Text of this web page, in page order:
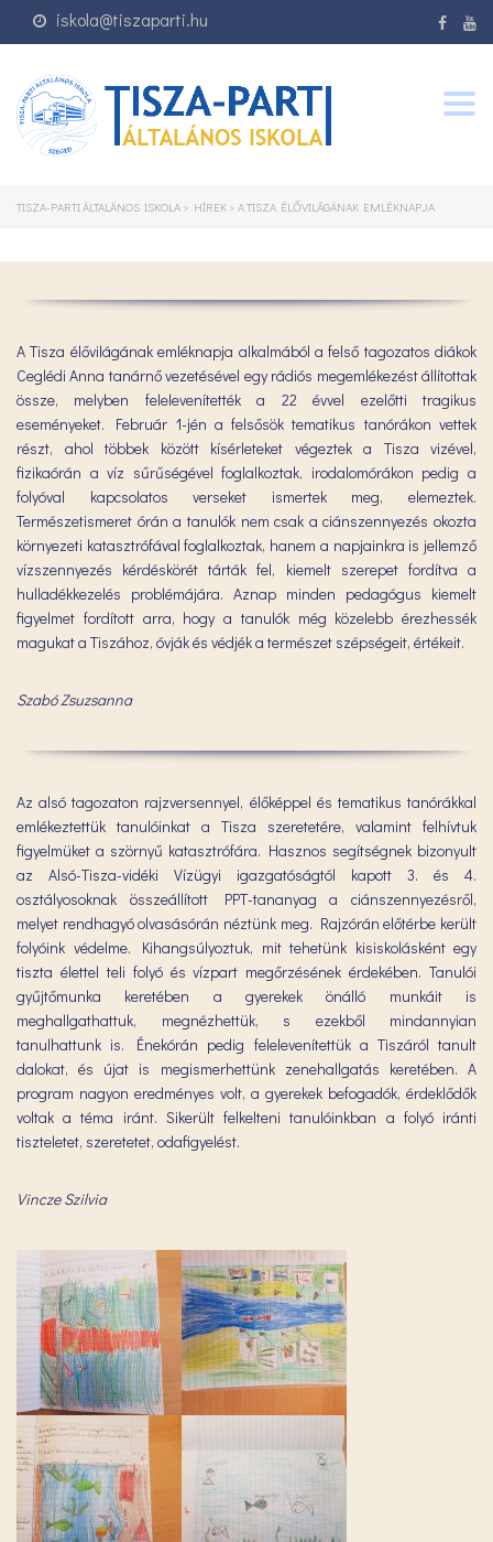
iskola@tiszaparti.hu
TISZA-PARTI ÁLTALÁNOS ISKOLA > HÍREK > A TISZA ÉLŐVILÁGÁNAK EMLÉKNAPJA
A Tisza élővilágának emléknapja alkalmából a felső tagozatos diákok
Ceglédi Anna tanárnő vezetésével egy rádiós megemlékezést állítottak
össze, melyben felelevenítették a 22 évvel ezelőtti tragikus
eseményeket. Február 1-jén a felsősök tematikus tanórákon vettek
részt, ahol többek között kísérleteket végeztek a Tisza vizével,
fizikaórán a víz sűrűségével foglalkoztak, irodalomórákon pedig a
folyóval kapcsolatos verseket ismertek meg, elemeztek.
Természetismeret órán a tanulók nem csak a ciánszennyezés okozta
környezeti katasztrófával foglalkoztak, hanem a napjainkra is jellemző
vízszennyezés kérdéskörét tárták fel, kiemelt szerepet fordítva a
hulladékkezelés problémájára. Aznap minden pedagógus kiemelt
figyelmet fordított arra, hogy a tanulók még közelebb érezhessék
magukat a Tiszához, óvják és védjék a természet szépségeit, értékeit.
Szabó Zsuzsanna
Az alsó tagozaton rajzversennyel, élőképpel és tematikus tanórákkal
emlékeztettük tanulóinkat a Tisza szeretetére, valamint felhívtuk
figyelmüket a szörnyű katasztrófára. Hasznos segítségnek bizonyult
az Alsó-Tisza-vidéki Vízügyi igazgatóságtól kapott 3. és 4.
osztályosoknak összeállított PPT-tananyag a ciánszennyezésről,
melyet rendhagyó olvasásórán néztünk meg. Rajzórán előtérbe került
folyóink védelme. Kihangsúlyoztuk, mit tehetünk kisiskolásként egy
tiszta élettel teli folyó és vízpart megőrzésének érdekében. Tanulói
gyűjtőmunka keretében a gyerekek önálló munkáit is
meghallgathattuk, megnézhettük, s ezekből mindannyian
tanulhattunk is. Énekórán pedig felelevenítettük a Tiszáról tanult
dalokat, és újat is megismerhettünk zenehallgatás keretében. A
program nagyon eredményes volt, a gyerekek befogadók, érdeklődők
voltak a téma iránt. Sikerült felkelteni tanulóinkban a folyó iránti
tiszteletet, szeretetet, odafigyelést.
Vincze Szilvia